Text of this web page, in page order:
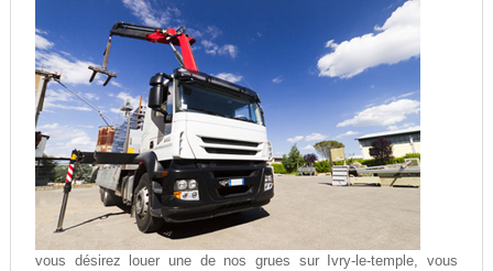
vous désirez louer une de nos grues sur Ivry-le-temple, vous